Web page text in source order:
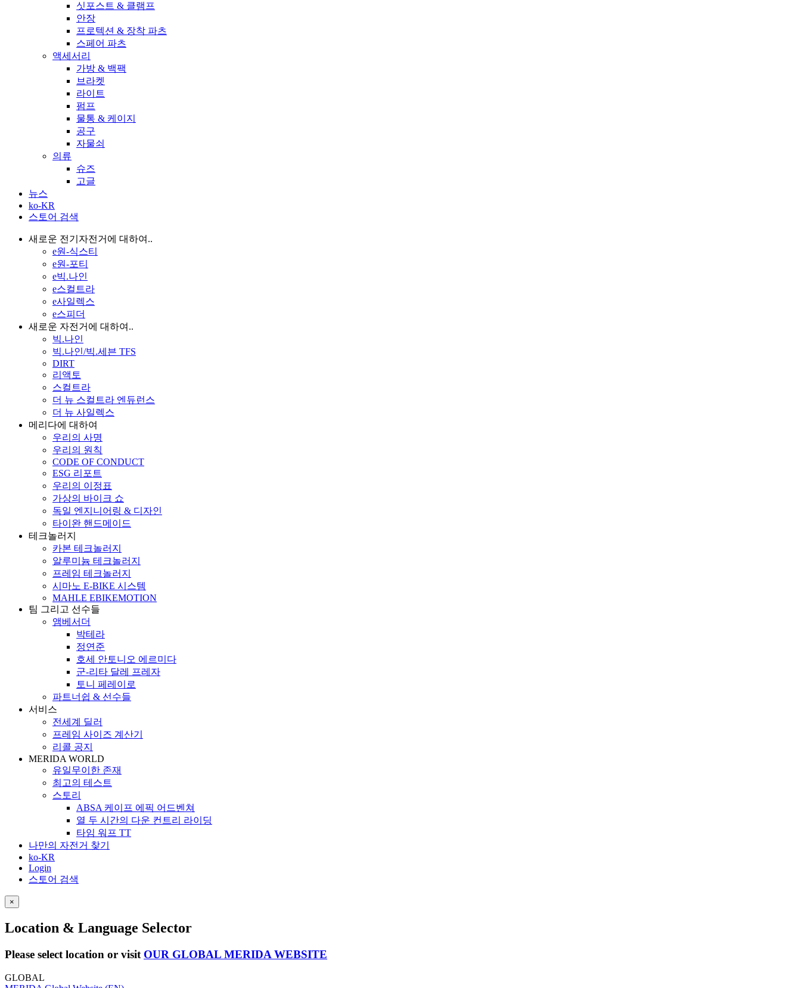
싯포스트 & 클램프
안장
프로텍션 & 장착 파츠
스페어 파츠
액세서리
가방 & 백팩
브라켓
라이트
펌프
물통 & 케이지
공구
자물쇠
의류
슈즈
고글
뉴스
ko-KR
스토어 검색
새로운 전기자전거에 대하여..
e원-식스티
e원-포티
e빅.나인
e스컬트라
e사일렉스
e스피더
새로운 자전거에 대하여..
빅.나인
빅.나인/빅.세븐 TFS
DIRT
리액토
스컬트라
더 뉴 스컬트라 엔듀런스
더 뉴 사일렉스
메리다에 대하여
우리의 사명
우리의 원칙
CODE OF CONDUCT
ESG 리포트
우리의 이정표
가상의 바이크 쇼
독일 엔지니어링 & 디자인
타이완 핸드메이드
테크놀러지
카본 테크놀러지
알루미늄 테크놀러지
프레임 테크놀러지
시마노 E-BIKE 시스템
MAHLE EBIKEMOTION
팀 그리고 선수들
앰베서더
박테라
정연준
호세 안토니오 에르미다
군-리타 달레 프레자
토니 페레이로
파트너쉽 & 선수들
서비스
전세계 딜러
프레임 사이즈 계산기
리콜 공지
MERIDA WORLD
유일무이한 존재
최고의 테스트
스토리
ABSA 케이프 에픽 어드벤쳐
열 두 시간의 다운 컨트리 라이딩
타임 워프 TT
나만의 자전거 찾기
ko-KR
Login
스토어 검색
×
Location & Language Selector
Please select location or visit OUR GLOBAL MERIDA WEBSITE
GLOBAL